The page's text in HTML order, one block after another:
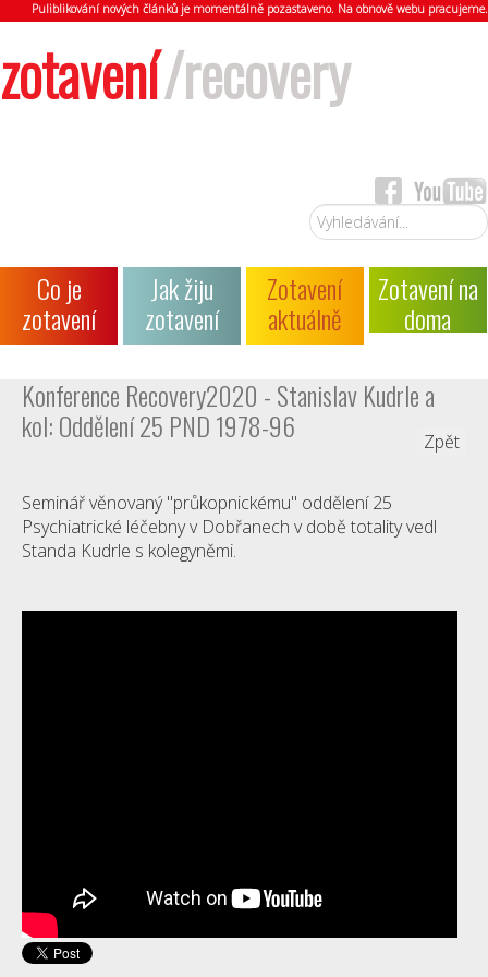
Puliblikování nových článků je momentálně pozastaveno. Na obnově webu pracujeme.
zotavení/recovery
Vyhledávání...
Co je
zotavení
Jak žiju
zotavení
Zotavení
aktuálně
Zotavení na
doma
Konference Recovery2020 - Stanislav Kudrle a
kol: Oddělení 25 PND 1978-96 Zpět
Seminář věnovaný "průkopnickému" oddělení 25
Psychiatrické léčebny v Dobřanech v době totality vedl
Standa Kudrle s kolegyněmi.